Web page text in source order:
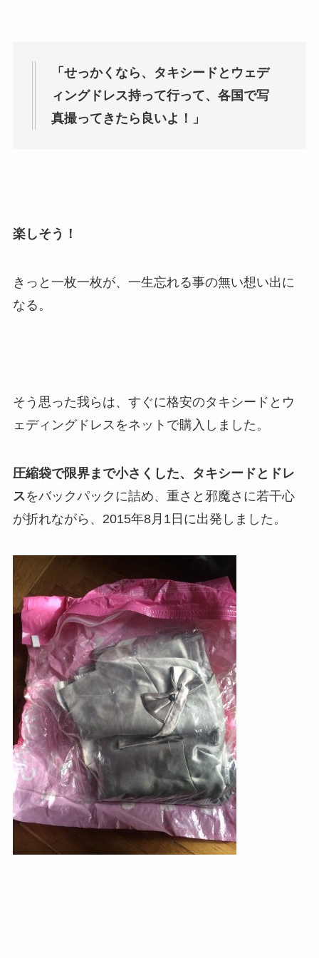
「せっかくなら、タキシードとウェデ
ィングドレス持って行って、各国で写
真撮ってきたら良いよ！」
楽しそう！
きっと一枚一枚が、一生忘れる事の無い想い出に
なる。
そう思った我らは、すぐに格安のタキシードとウ
ェディングドレスをネットで購入しました。
圧縮袋で限界まで小さくした、タキシードとドレ
スをバックパックに詰め、重さと邪魔さに若干心
が折れながら、2015年8月1日に出発しました。